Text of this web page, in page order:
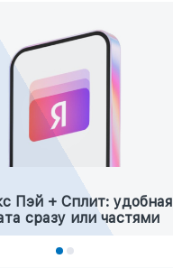
Пэй + Сплит: удобная
сразу или частями